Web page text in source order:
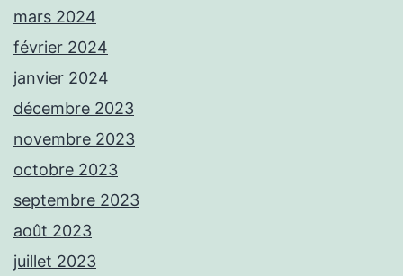
mars 2024
février 2024
janvier 2024
décembre 2023
novembre 2023
octobre 2023
septembre 2023
août 2023
juillet 2023